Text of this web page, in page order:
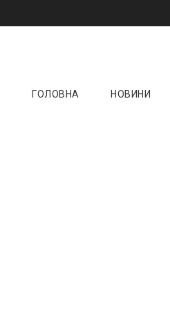
ktoday.com.ua
ГОЛОВНА НОВИНИ